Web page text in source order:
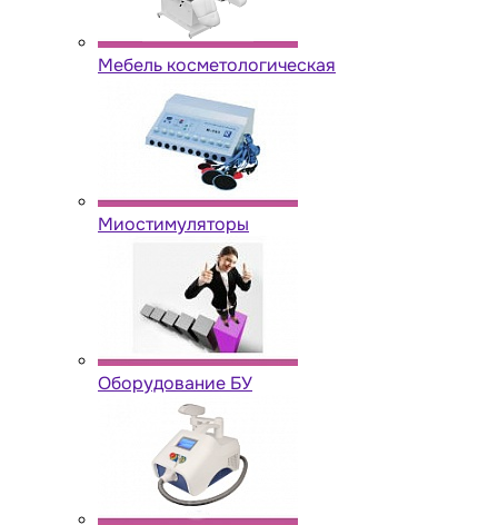
Мебель косметологическая
Миостимуляторы
Оборудование БУ